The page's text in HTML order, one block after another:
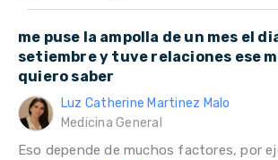
me puse la ampolla de un mes el
setiembre y tuve relaciones ese
quiero saber
Luz Catherine Martinez Malo
Medicina General
Eso depende de muchos factores, por